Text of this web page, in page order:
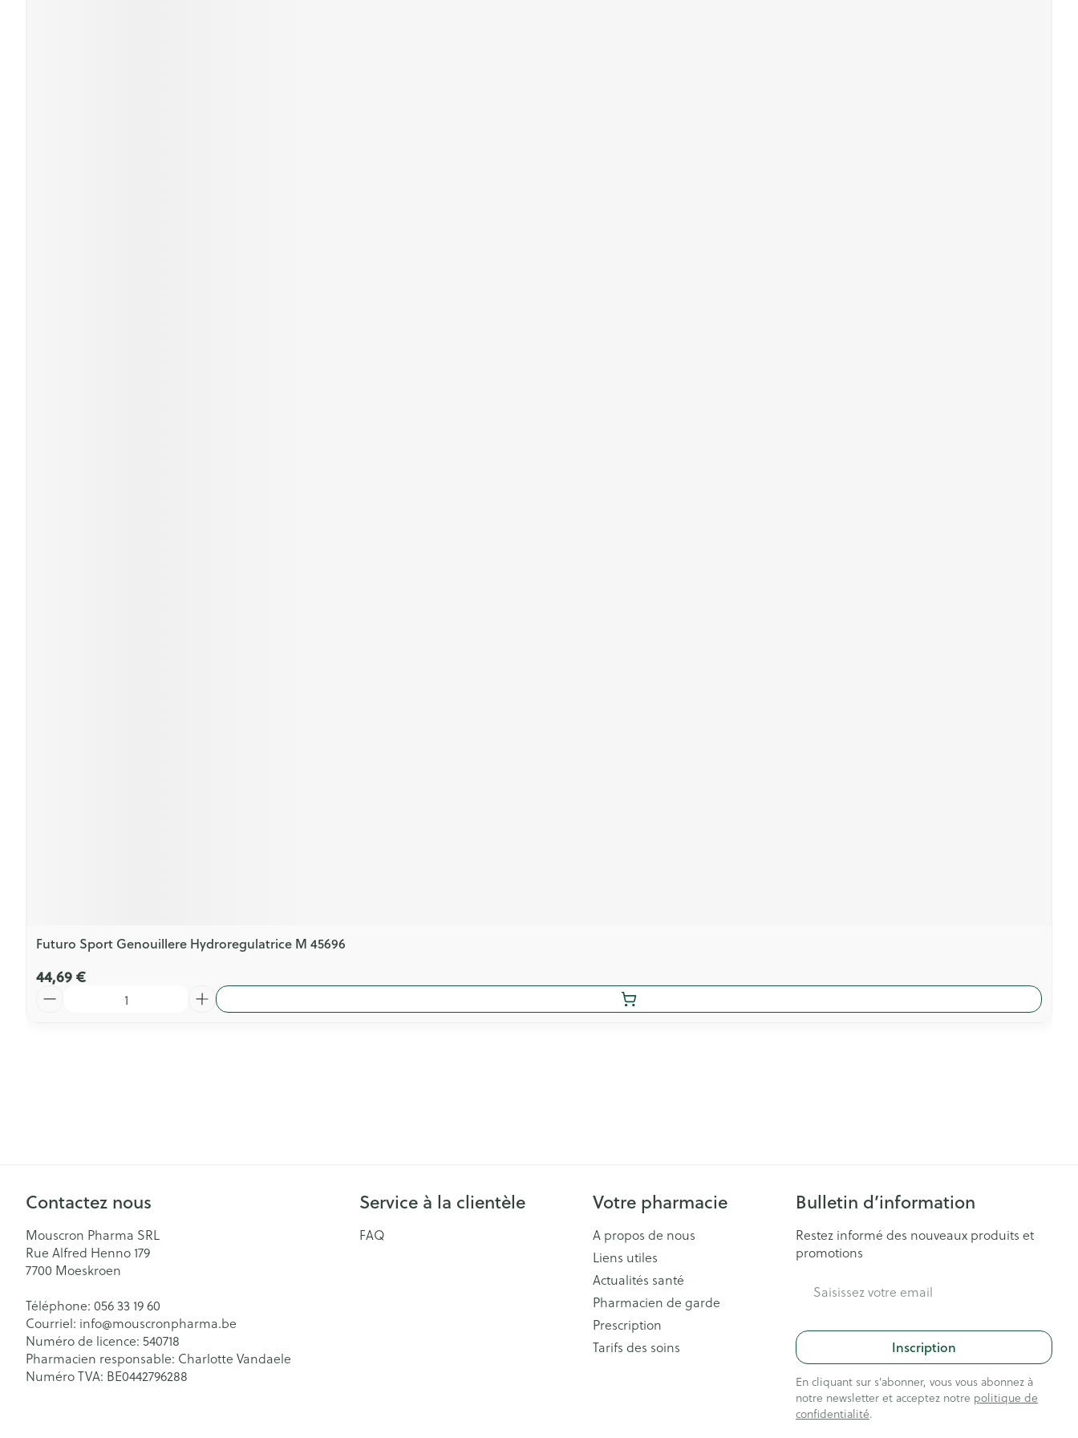
Futuro Sport Genouillere Hydroregulatrice M 45696
44,69 €
Contactez nous
Mouscron Pharma SRL
Rue Alfred Henno 179
7700 Moeskroen
Téléphone: 056 33 19 60
Courriel: info@mouscronpharma.be
Numéro de licence: 540718
Pharmacien responsable: Charlotte Vandaele
Numéro TVA: BE0442796288
Service à la clientèle
FAQ
Votre pharmacie
A propos de nous
Liens utiles
Actualités santé
Pharmacien de garde
Prescription
Tarifs des soins
Bulletin d’information
Restez informé des nouveaux produits et
promotions
Inscription
En cliquant sur s'abonner, vous vous abonnez à
notre newsletter et acceptez notre politique de
confidentialité.